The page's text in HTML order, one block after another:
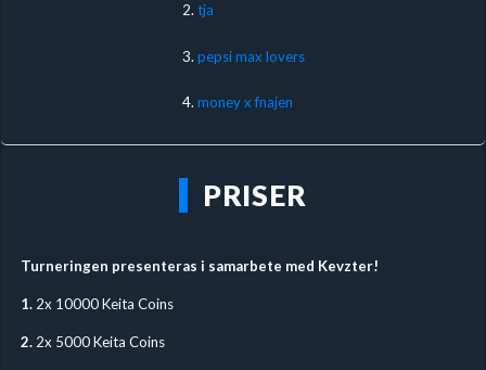
2.tja
3. pepsi max lovers
4.money x fnajen
PRISER
Turneringen presenteras i samarbete med Kevzter!
1.2x 10000 Keita Coins
2.2x 5000 Keita Coins